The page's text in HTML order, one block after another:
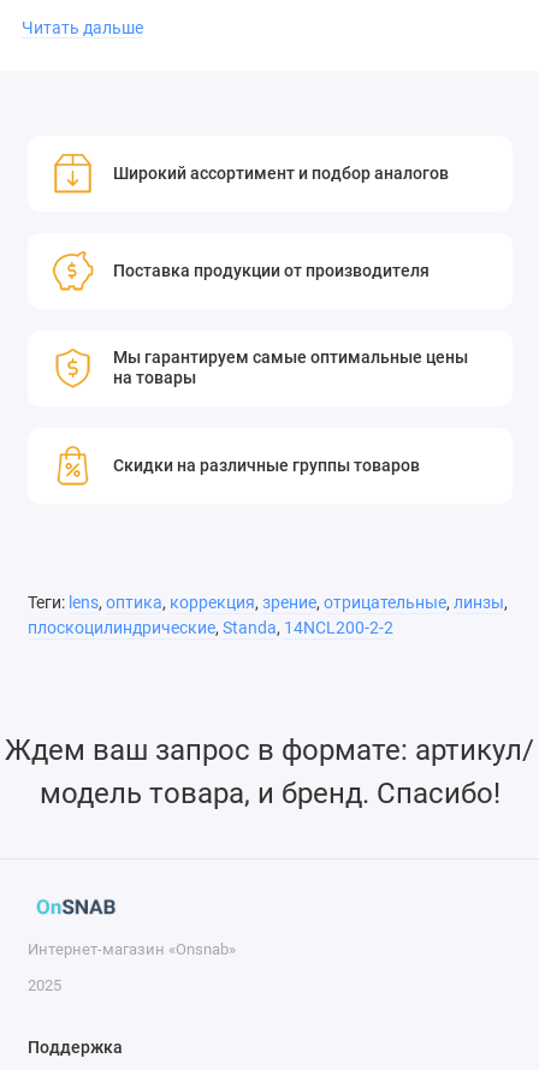
зрения и ценит комфорт и чёткость изображения.
Приобретите отрицательную плоско-цилиндрическую линзу
Standa 14NCL200-2-2 в нашем интернет-магазине и
Цилиндрическая отрицательная линза рассеивает пучок
сканерах, спектроскопии, лазерах на красителях, акусто-
оптике и и других приложениях. Линза незаменима при
Рассеивает пучок света по одной координате
Возможно изготовление линз нестандартных размеров
Читать дальше
Широкий ассортимент и подбор аналогов
Поставка продукции от производителя
Мы гарантируем самые оптимальные цены
на товары
Скидки на различные группы товаров
Теги: lens, оптика, коррекция, зрение, отрицательные, линзы,
плоскоцилиндрические, Standa, 14NCL200-2-2
Ждем ваш запрос в формате: артикул/
модель товара, и бренд. Спасибо!
Интернет-магазин «Onsnab»
2025
Поддержка